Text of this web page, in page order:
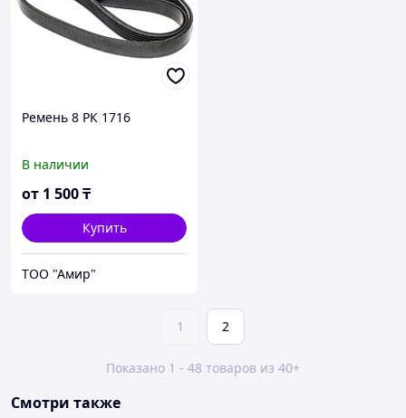
Ремень 8 РК 1716
В наличии
от 1 500₸
Купить
ТОО "Амир"
1 2
Показано 1 - 48 товаров из 40+
Смотри также